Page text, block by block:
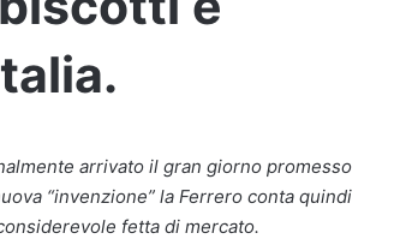
arrivato il gran giorno promesso
“invenzione” la Ferrero conta quindi
fetta di mercato.